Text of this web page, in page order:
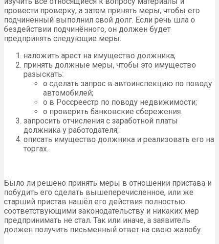
провести проверку, а затем принять меры, чтобы его
подчинённый выполнил свой долг. Если речь шла о
бездействии подчинённого, он должен будет
предпринять следующие меры:
наложить арест на имущество должника;
принять должные меры, чтобы это имущество
разыскать:
o сделать запрос в автоинспекцию по поводу
автомобилей;
o в Россреестр по поводу недвижимости;
o проверить банковские сбережения.
запросить отчисления с заработной платы
должника у работодателя;
описать имущество должника и реализовать его на
торгах.
Было ли решено принять меры в отношении пристава и
побудить его сделать вышеперечисленное, или же
старший пристав нашёл его действия полностью
соответствующими законодательству и никаких мер
предпринимать не стал. Так или иначе, а заявитель
должен получить письменный ответ на свою жалобу.